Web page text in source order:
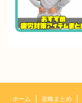
ホーム 攻略まとめ